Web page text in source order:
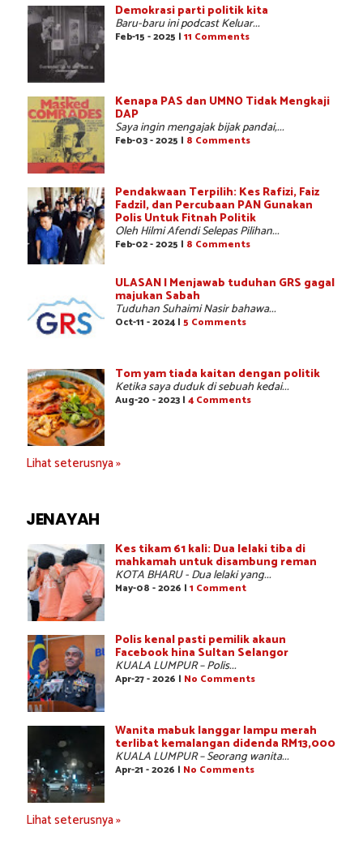
Demokrasi parti politik kita
Baru-baru ini podcast Keluar...
Feb-15 - 2025 | 11 Comments
Kenapa PAS dan UMNO Tidak Mengkaji
DAP
Saya ingin mengajak bijak pandai,...
Feb-03 - 2025 | 8 Comments
Pendakwaan Terpilih: Kes Rafizi, Faiz
Fadzil, dan Percubaan PAN Gunakan
Polis Untuk Fitnah Politik
Oleh Hilmi Afendi Selepas Pilihan...
Feb-02 - 2025 | 8 Comments
ULASAN | Menjawab tuduhan GRS gagal
majukan Sabah
Tuduhan Suhaimi Nasir bahawa...
Oct-11 - 2024 | 5 Comments
Tom yam tiada kaitan dengan politik
Ketika saya duduk di sebuah kedai...
Aug-20 - 2023 | 4 Comments
Lihat seterusnya »
JENAYAH
Kes tikam 61 kali: Dua lelaki tiba di
mahkamah untuk disambung reman
KOTA BHARU - Dua lelaki yang...
May-08 - 2026 | 1 Comment
Polis kenal pasti pemilik akaun
Facebook hina Sultan Selangor
KUALA LUMPUR – Polis...
Apr-27 - 2026 | No Comments
Wanita mabuk langgar lampu merah
terlibat kemalangan didenda RM13,000
KUALA LUMPUR – Seorang wanita...
Apr-21 - 2026 | No Comments
Lihat seterusnya »